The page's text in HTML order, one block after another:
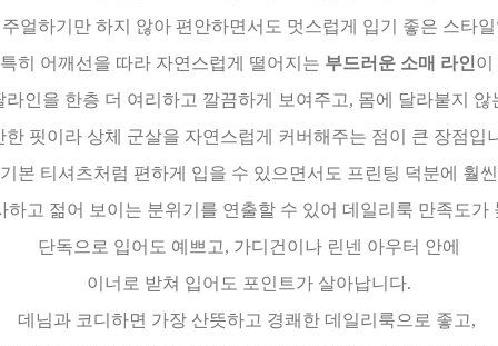
얼하기만 하지 않아 편안하면서도 멋스럽게 입기 좋은 스타
특히 어깨선을 따라 자연스럽게 떨어지는 부드러운 소매 라인이
라인을 한층 더 여리하고 깔끔하게 보여주고, 몸에 달라붙지 않
핏이라 상체 군살을 자연스럽게 커버해주는 점이 큰 장점입
기본 티셔츠처럼 편하게 입을 수 있으면서도 프린팅 덕분에 훨씬
하고 젊어 보이는 분위기를 연출할 수 있어 데일리룩 만족도가
단독으로 입어도 예쁘고, 가디건이나 린넨 아우터 안에
이너로 받쳐 입어도 포인트가 살아납니다.
데님과 코디하면 가장 산뜻하고 경쾌한 데일리룩으로 좋고,